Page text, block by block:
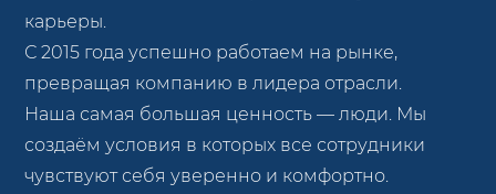
карьеры.
С 2015 года успешно работаем на рынке,
превращая компанию в лидера отрасли.
Наша самая большая ценность — люди. Мы
создаём условия в которых все сотрудники
чувствуют себя уверенно и комфортно.